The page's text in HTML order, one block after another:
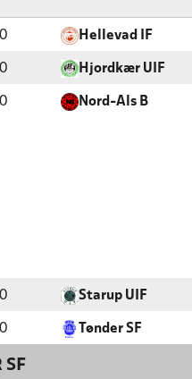
Hellevad IF
Hjordkær UIF
Nord-Als B
Starup UIF
Tønder SF
SF